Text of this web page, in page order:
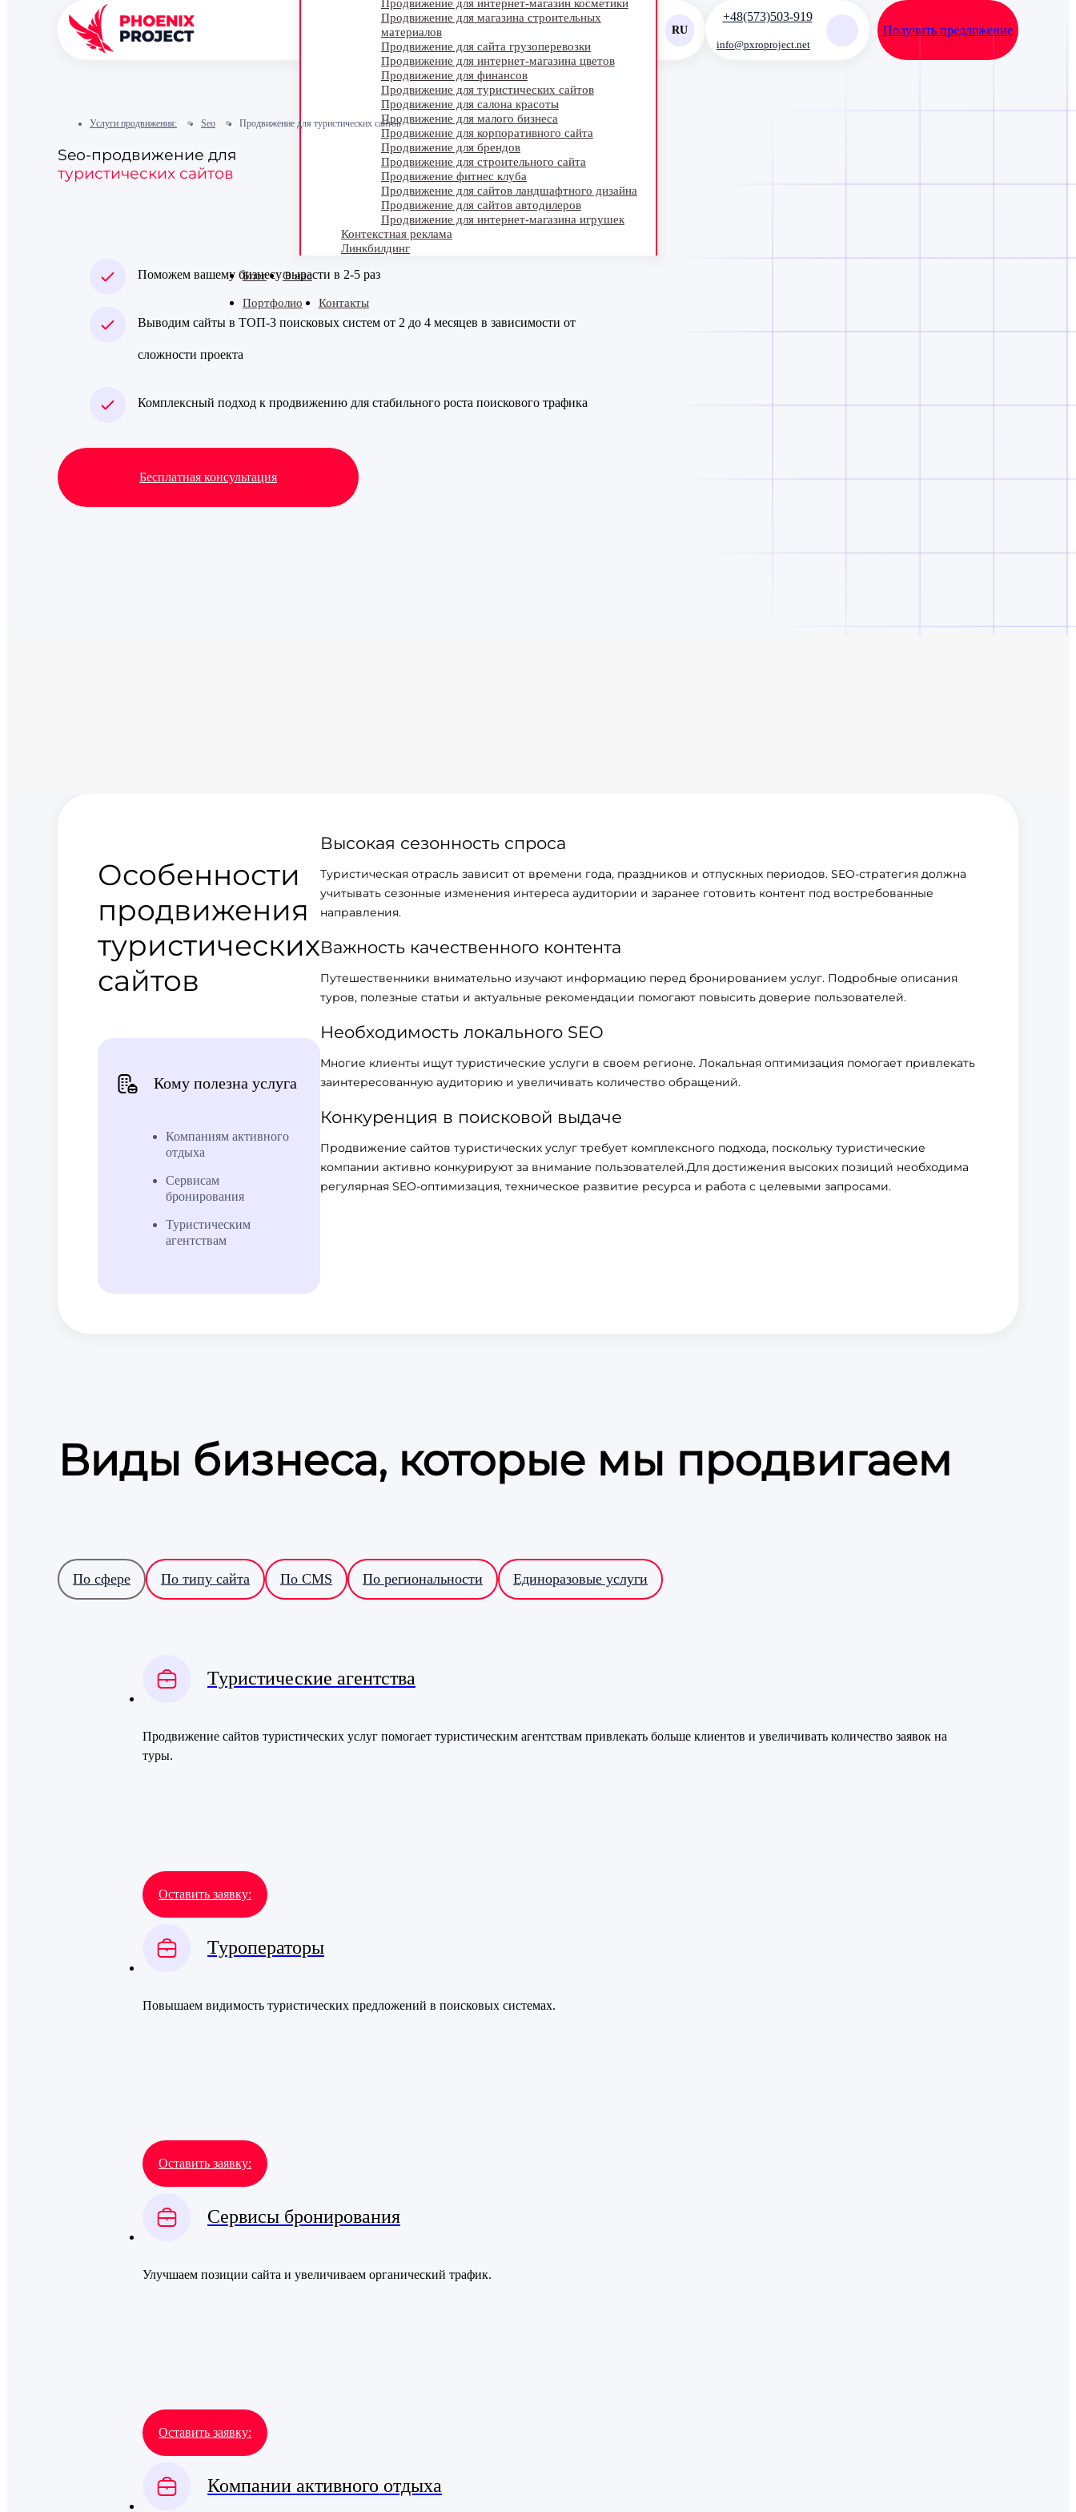
Продвижение для интернет-магазин косметики
Продвижение для магазина строительных
материалов
Продвижение для сайта грузоперевозки
Продвижение для интернет-магазина цветов
Продвижение для финансов
Продвижение для туристических сайтов
Продвижение для салона красоты
Продвижение для малого бизнеса
Продвижение для корпоративного сайта
Продвижение для брендов
Продвижение для строительного сайта
Продвижение фитнес клуба
Продвижение для сайтов ландшафтного дизайна
Продвижение для сайтов автодилеров
Продвижение для интернет-магазина игрушек
Контекстная реклама
Линкбилдинг
Блог О нас
Портфолио Контакты
RU
+48(573)503-919
info@pxroproject.net
Получить предложение
Услуги продвижения: Seo Продвижение для туристических сайтов
Seo-продвижение для
туристических сайтов
Поможем вашему бизнесу вырасти в 2-5 раз
Выводим сайты в ТОП-3 поисковых систем от 2 до 4 месяцев в зависимости от
сложности проекта
Комплексный подход к продвижению для стабильного роста поискового трафика
Бесплатная консультация
Особенности
продвижения
туристических
сайтов
Кому полезна услуга
Компаниям активного
отдыха
Сервисам
бронирования
Туристическим
агентствам
Высокая сезонность спроса
Туристическая отрасль зависит от времени года, праздников и отпускных периодов. SEO-стратегия должна
учитывать сезонные изменения интереса аудитории и заранее готовить контент под востребованные
направления.
Важность качественного контента
Путешественники внимательно изучают информацию перед бронированием услуг. Подробные описания
туров, полезные статьи и актуальные рекомендации помогают повысить доверие пользователей.
Необходимость локального SEO
Многие клиенты ищут туристические услуги в своем регионе. Локальная оптимизация помогает привлекать
заинтересованную аудиторию и увеличивать количество обращений.
Конкуренция в поисковой выдаче
Продвижение сайтов туристических услуг требует комплексного подхода, поскольку туристические
компании активно конкурируют за внимание пользователей.Для достижения высоких позиций необходима
регулярная SEO-оптимизация, техническое развитие ресурса и работа с целевыми запросами.
Виды бизнеса, которые мы продвигаем
По сфере По типу сайта По CMS По региональности Единоразовые услуги
Туристические агентства
Продвижение сайтов туристических услуг помогает туристическим агентствам привлекать больше клиентов и увеличивать количество заявок на
туры.
Оставить заявку:
Туроператоры
Повышаем видимость туристических предложений в поисковых системах.
Оставить заявку:
Сервисы бронирования
Улучшаем позиции сайта и увеличиваем органический трафик.
Оставить заявку:
Компании активного отдыха